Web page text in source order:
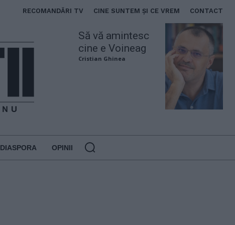
RECOMANDĂRI TV CINE SUNTEM ȘI CE VREM CONTACT
Să vă amintesc
cine e Voineag
Cristian Ghinea
DIASPORA OPINII